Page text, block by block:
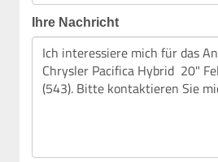
Ihre Nachricht